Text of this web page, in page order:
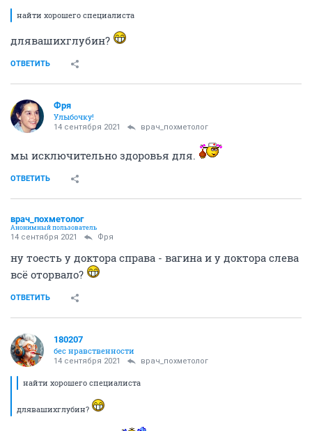
найти хорошего специалиста
длявашихглубин?
ОТВЕТИТЬ
Фря
Улыбочку!
14 сентября 2021 врач_похметолог
мы исключительно здоровья для.
ОТВЕТИТЬ
врач_похметолог
Анонимный пользователь
14 сентября 2021 Фря
ну тоесть у доктора справа - вагина и у доктора слева
всё оторвало?
ОТВЕТИТЬ
180207
бес нравственности
14 сентября 2021 врач_похметолог
найти хорошего специалиста
длявашихглубин?